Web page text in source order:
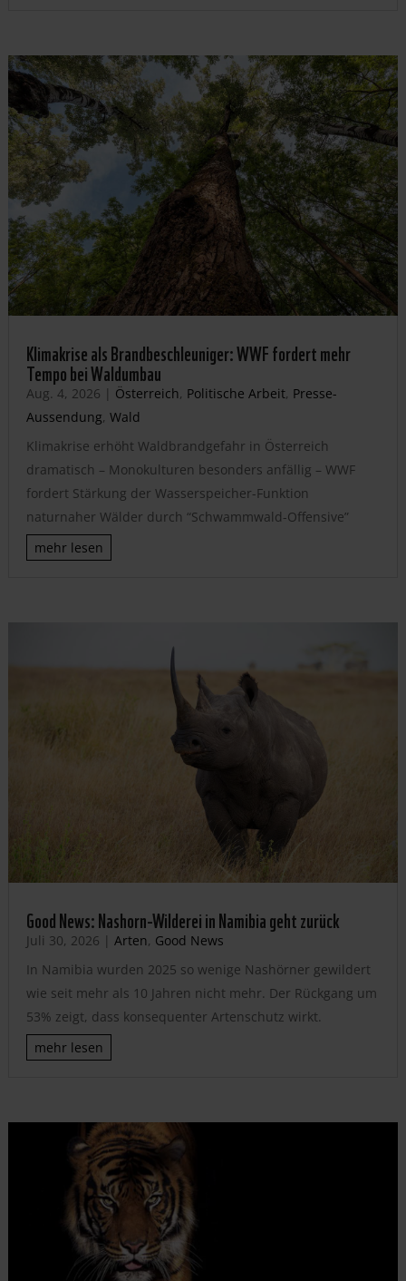
Klimakrise als Brandbeschleuniger: WWF fordert mehr
Tempo bei Waldumbau
Aug. 4, 2026 | Österreich, Politische Arbeit, Presse-
Aussendung, Wald
Klimakrise erhöht Waldbrandgefahr in Österreich
dramatisch – Monokulturen besonders anfällig – WWF
fordert Stärkung der Wasserspeicher-Funktion
naturnaher Wälder durch “Schwammwald-Offensive”
mehr lesen
Good News: Nashorn-Wilderei in Namibia geht zurück
Juli 30, 2026 | Arten, Good News
In Namibia wurden 2025 so wenige Nashörner gewildert
wie seit mehr als 10 Jahren nicht mehr. Der Rückgang um
53% zeigt, dass konsequenter Artenschutz wirkt.
mehr lesen